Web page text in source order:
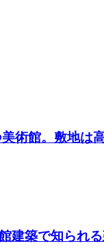
術館。敷地は
建築で知られ